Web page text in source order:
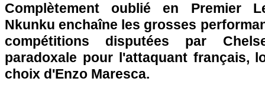
Complètement oublié en Premier
Nkunku enchaîne les grosses
compétitions disputées par
paradoxale pour l'attaquant français,
choix d'Enzo Maresca.